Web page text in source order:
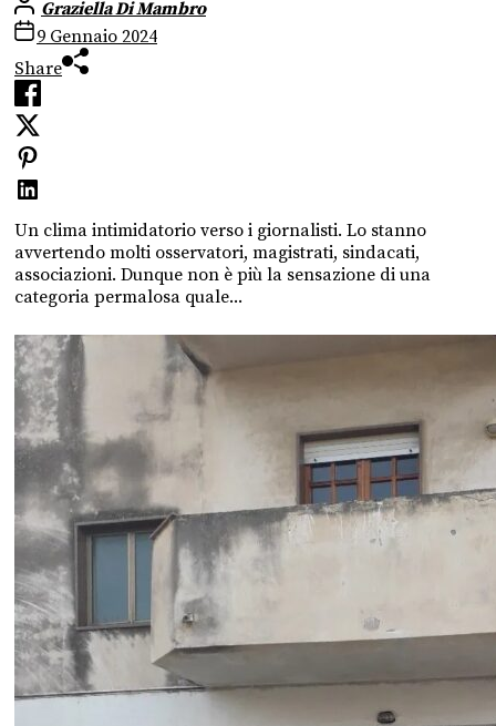
Graziella Di Mambro
9 Gennaio 2024
Share
Un clima intimidatorio verso i giornalisti. Lo stanno
avvertendo molti osservatori, magistrati, sindacati,
associazioni. Dunque non è più la sensazione di una
categoria permalosa quale...